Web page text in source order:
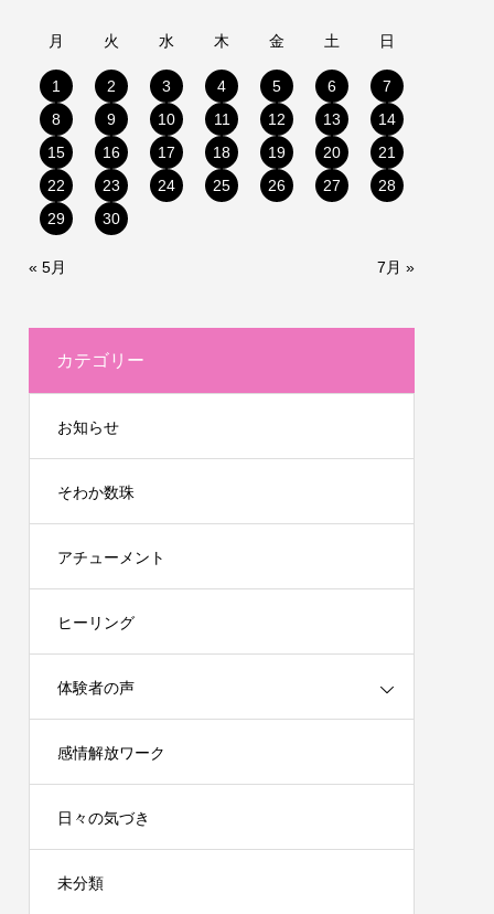
月 火 水 木 金 土 日
1 2 3 4 5 6
7
8
9 10 11 12 13
14
15
16 17 18 19 20
21
22
23 24 25 26 27
28
29
30
« 5月 7月 »
カテゴリー
お知らせ
そわか数珠
アチューメント
ヒーリング
体験者の声
感情解放ワーク
日々の気づき
未分類